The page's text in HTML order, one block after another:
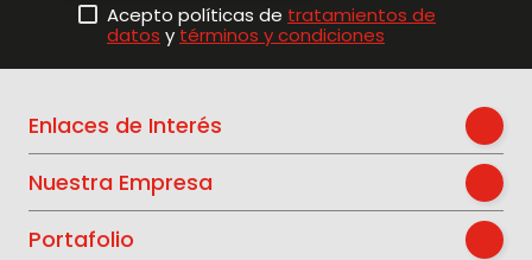
Acepto políticas de tratamientos de
datos y términos y condiciones
Enlaces de Interés
Nuestra Empresa
Portafolio